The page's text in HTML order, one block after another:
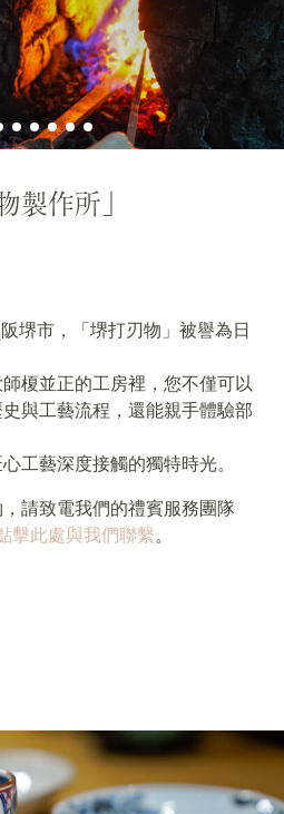
製作所」
堺市，「堺打刃物」被譽為日
榎並正的工房裡，您不僅可以
與工藝流程，還能親手體驗部
工藝深度接觸的獨特時光。
請致電我們的禮賓服務團隊
擊此處與我們聯繫。